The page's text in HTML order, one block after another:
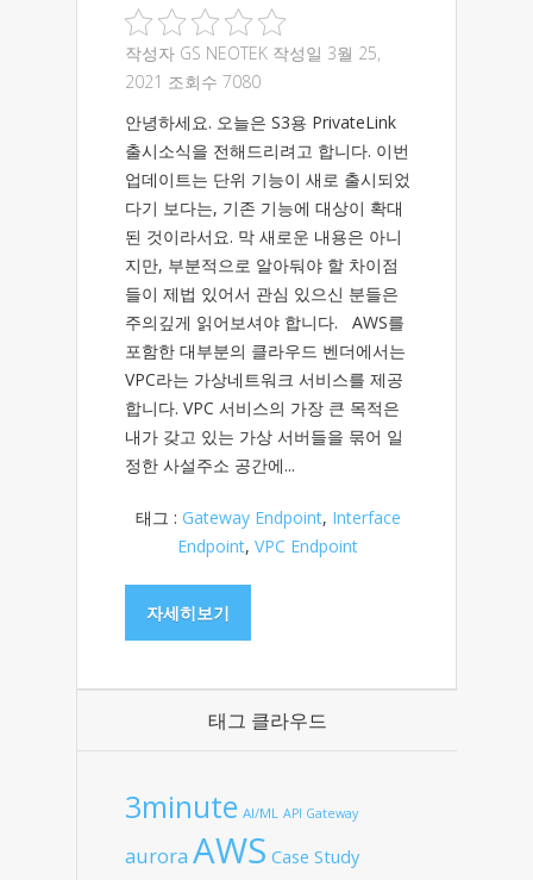
작성자 GS NEOTEK 작성일 3월 25,
2021 조회수 7080
안녕하세요. 오늘은 S3용 PrivateLink
출시소식을 전해드리려고 합니다. 이번
업데이트는 단위 기능이 새로 출시되었
다기 보다는, 기존 기능에 대상이 확대
된 것이라서요. 막 새로운 내용은 아니
지만, 부분적으로 알아둬야 할 차이점
들이 제법 있어서 관심 있으신 분들은
주의깊게 읽어보셔야 합니다. AWS를
포함한 대부분의 클라우드 벤더에서는
VPC라는 가상네트워크 서비스를 제공
합니다. VPC 서비스의 가장 큰 목적은
내가 갖고 있는 가상 서버들을 묶어 일
정한 사설주소 공간에...
태그 : Gateway Endpoint, Interface
Endpoint, VPC Endpoint
자세히보기
태그 클라우드
3minute AI/ML API Gateway
aurora AWS Case Study